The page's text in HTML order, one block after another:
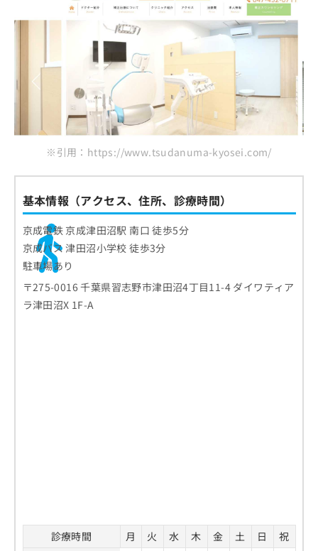
※引用：https://www.tsudanuma-kyosei.com/
基本情報（アクセス、住所、診療時間）
京成電鉄 京成津田沼駅 南口 徒歩5分
京成バス 津田沼小学校 徒歩3分
駐車場あり
〒275-0016 千葉県習志野市津田沼4丁目11-4 ダイワティア
ラ津田沼X 1F-A
診療時間 月 火 水 木 金 土 日
祝